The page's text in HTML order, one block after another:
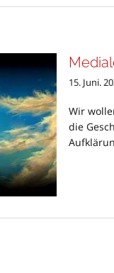
15. Juni.
Wir
die